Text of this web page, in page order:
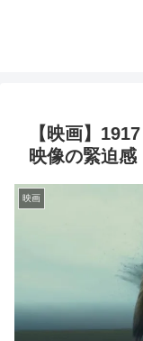
【映画】
映像の緊迫感
映画